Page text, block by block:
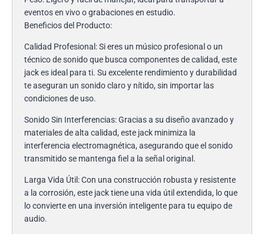
eventos en vivo o grabaciones en estudio.
Beneficios del Producto:
Calidad Profesional: Si eres un músico profesional o un
técnico de sonido que busca componentes de calidad, este
jack es ideal para ti. Su excelente rendimiento y durabilidad
te aseguran un sonido claro y nítido, sin importar las
condiciones de uso.
Sonido Sin Interferencias: Gracias a su diseño avanzado y
materiales de alta calidad, este jack minimiza la
interferencia electromagnética, asegurando que el sonido
transmitido se mantenga fiel a la señal original.
Larga Vida Útil: Con una construcción robusta y resistente
a la corrosión, este jack tiene una vida útil extendida, lo que
lo convierte en una inversión inteligente para tu equipo de
audio.